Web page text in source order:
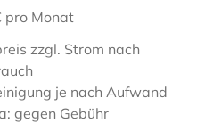
pro Monat
zzgl. Strom nach
je nach Aufwand
gegen Gebühr